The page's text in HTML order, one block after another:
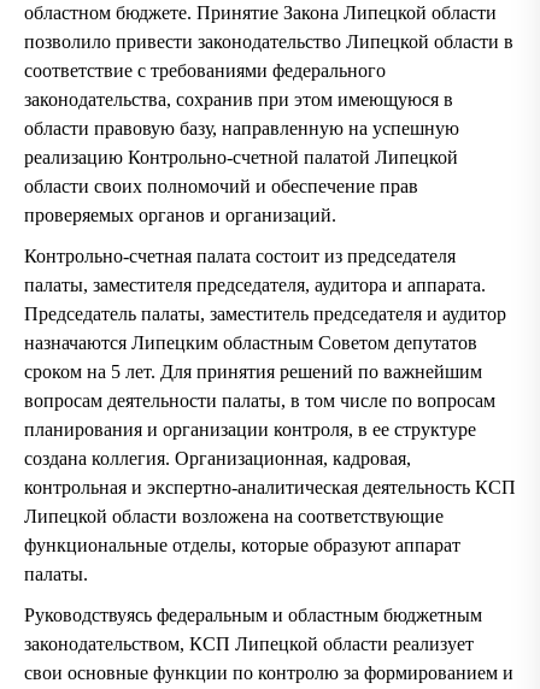
областном бюджете. Принятие Закона Липецкой области
позволило привести законодательство Липецкой области в
соответствие с требованиями федерального
законодательства, сохранив при этом имеющуюся в
области правовую базу, направленную на успешную
реализацию Контрольно-счетной палатой Липецкой
области своих полномочий и обеспечение прав
проверяемых органов и организаций.
Контрольно-счетная палата состоит из председателя
палаты, заместителя председателя, аудитора и аппарата.
Председатель палаты, заместитель председателя и аудитор
назначаются Липецким областным Советом депутатов
сроком на 5 лет. Для принятия решений по важнейшим
вопросам деятельности палаты, в том числе по вопросам
планирования и организации контроля, в ее структуре
создана коллегия. Организационная, кадровая,
контрольная и экспертно-аналитическая деятельность КСП
Липецкой области возложена на соответствующие
функциональные отделы, которые образуют аппарат
палаты.
Руководствуясь федеральным и областным бюджетным
законодательством, КСП Липецкой области реализует
свои основные функции по контролю за формированием и